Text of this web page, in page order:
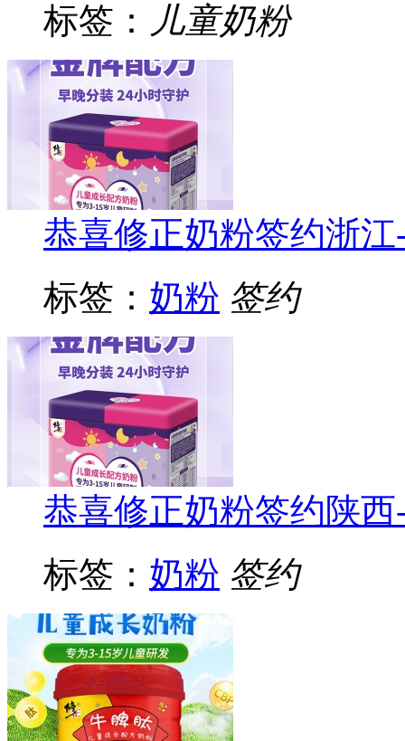
标签： 儿童奶粉
恭喜修正奶粉签约浙
标签： 奶粉 签约
恭喜修正奶粉签约陕
标签： 奶粉 签约